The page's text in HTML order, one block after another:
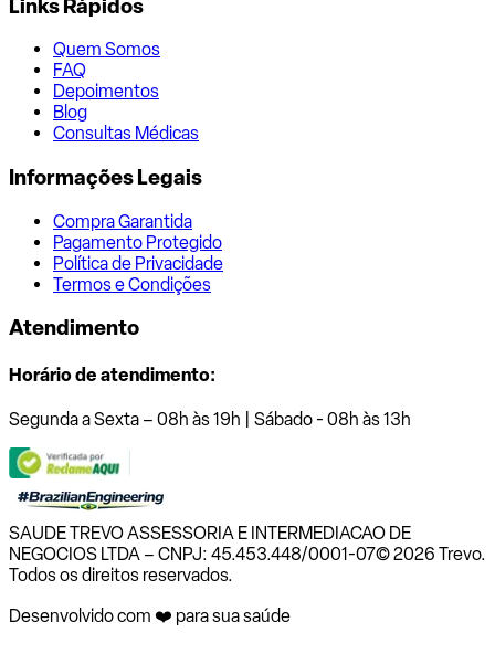
Links Rápidos
Quem Somos
FAQ
Depoimentos
Blog
Consultas Médicas
Informações Legais
Compra Garantida
Pagamento Protegido
Política de Privacidade
Termos e Condições
Atendimento
Horário de atendimento:
Segunda a Sexta – 08h às 19h | Sábado - 08h às 13h
SAUDE TREVO ASSESSORIA E INTERMEDIACAO DE
NEGOCIOS LTDA – CNPJ: 45.453.448/0001-07© 2026 Trevo.
Todos os direitos reservados.
Desenvolvido com ❤️ para sua saúde